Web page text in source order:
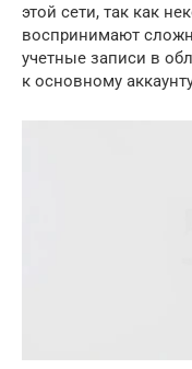
этой сети, так как
воспринимают
учетные записи в
к основному